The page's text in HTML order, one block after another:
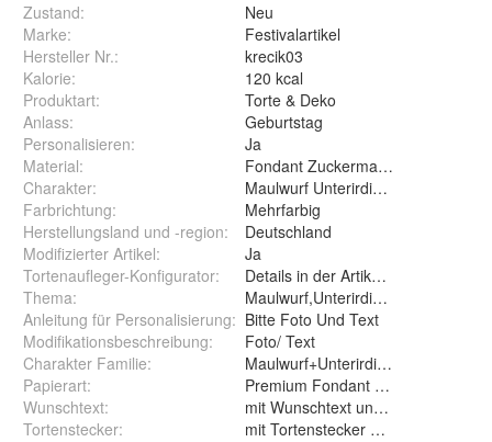
Zustand:
Neu
Marke:
Festivalartikel
Hersteller Nr.:
krecik03
Kalorie:
120 kcal
Produktart:
Torte & Deko
Anlass:
Geburtstag
Personalisieren:
Ja
Material:
Fondant Zuckermasse Oblate
Charakter:
Maulwurf Unterirdisches TierHügel
Farbrichtung:
Mehrfarbig
Herstellungsland und -region:
Deutschland
Modifizierter Artikel:
Ja
Tortenaufleger-Konfigurator:
Details in der Artikelbeschreibung
Thema:
Maulwurf,Unterirdisches
Anleitung für Personalisierung: Bitte Foto Und Text
Modifikationsbeschreibung:
Foto/ Text
Charakter Familie:
Maulwurf+Unterirdisches
Papierart:
Wunschtext:
mit Wunschtext und ohne
Tortenstecker: